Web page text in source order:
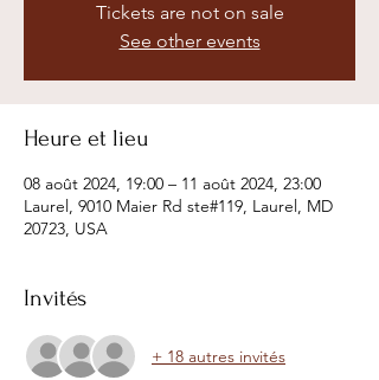
Tickets are not on sale
See other events
Heure et lieu
08 août 2024, 19:00 – 11 août 2024, 23:00
Laurel, 9010 Maier Rd ste#119, Laurel, MD
20723, USA
Invités
+ 18 autres invités